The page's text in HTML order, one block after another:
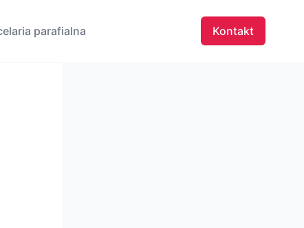
parafialna Kontakt